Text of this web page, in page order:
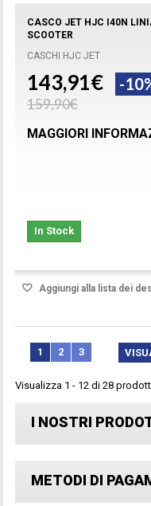
CASCO JET HJC I40N
SCOOTER
CASCHI HJC JET
143,91€ -
159,90€
MAGGIORI
In Stock
Aggiungi alla lista dei
1 2 3
Visualizza 1 - 12 di 28
I NOSTRI
METODI DI